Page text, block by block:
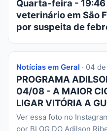
Quarta-feira -
veterinário em São
por suspeita de
Notícias em Geral · 04
PROGRAMA
04/08 - A MAIOR
LIGAR VITÓRIA A
Ver essa foto no
por BLOG DO Adilson